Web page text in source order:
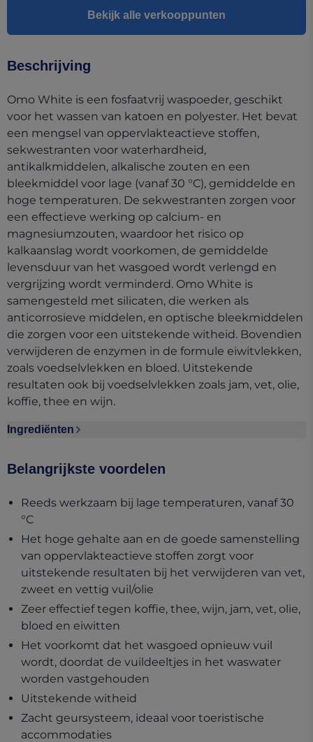
Bekijk alle verkooppunten
Beschrijving
Omo White is een fosfaatvrij waspoeder, geschikt
voor het wassen van katoen en polyester. Het bevat
een mengsel van oppervlakteactieve stoffen,
sekwestranten voor waterhardheid,
antikalkmiddelen, alkalische zouten en een
bleekmiddel voor lage (vanaf 30 °C), gemiddelde en
hoge temperaturen. De sekwestranten zorgen voor
een effectieve werking op calcium- en
magnesiumzouten, waardoor het risico op
kalkaanslag wordt voorkomen, de gemiddelde
levensduur van het wasgoed wordt verlengd en
vergrijzing wordt verminderd. Omo White is
samengesteld met silicaten, die werken als
anticorrosieve middelen, en optische bleekmiddelen
die zorgen voor een uitstekende witheid. Bovendien
verwijderen de enzymen in de formule eiwitvlekken,
zoals voedselvlekken en bloed. Uitstekende
resultaten ook bij voedselvlekken zoals jam, vet, olie,
koffie, thee en wijn.
Ingrediënten
Belangrijkste voordelen
Reeds werkzaam bij lage temperaturen, vanaf 30
°C
Het hoge gehalte aan en de goede samenstelling
van oppervlakteactieve stoffen zorgt voor
uitstekende resultaten bij het verwijderen van vet,
zweet en vettig vuil/olie
Zeer effectief tegen koffie, thee, wijn, jam, vet, olie,
bloed en eiwitten
Het voorkomt dat het wasgoed opnieuw vuil
wordt, doordat de vuildeeltjes in het waswater
worden vastgehouden
Uitstekende witheid
Zacht geursysteem, ideaal voor toeristische
accommodaties